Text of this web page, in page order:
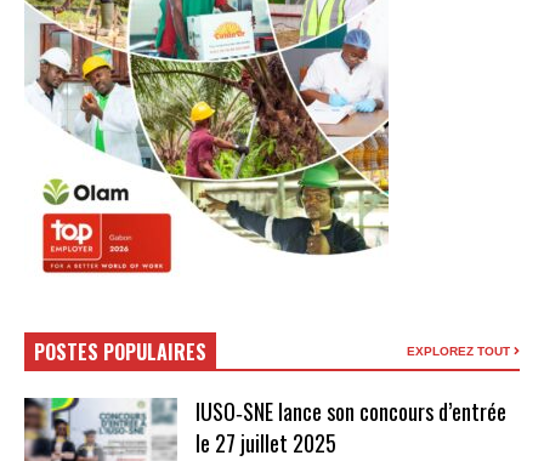
POSTES POPULAIRES EXPLOREZ TOUT
IUSO‑SNE lance son concours d’entrée
le 27 juillet 2025